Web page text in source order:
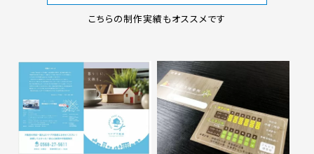
こちらの制作実績もオススメです